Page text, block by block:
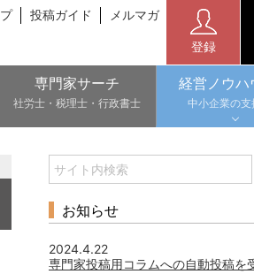
投稿ガイド メルマガ
登録
専門家サーチ
社労士・税理士・行政書士
経営ノウハ
中小企業の支
お知らせ
2024.4.22
専門家投稿用コラムへの自動投稿を